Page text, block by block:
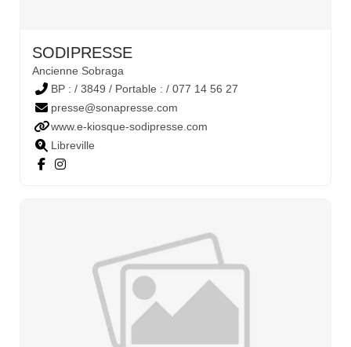
SODIPRESSE
Ancienne Sobraga
BP : / 3849 / Portable : / 077 14 56 27
presse@sonapresse.com
www.e-kiosque-sodipresse.com
Libreville